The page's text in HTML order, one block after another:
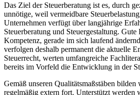
Das Ziel der Steuerberatung ist es, durch
unnötige, weil vermeidbare
Unternehmen verfügt über langjährige
Steuerberatung und Steuergestaltung.
Kompetenz, gerade im sich laufend
verfolgen deshalb permanent die aktuelle
Steuerrecht, werten umfangreiche
bereits im Vorfeld die Entwicklung in der
Gemäß unseren Qualitätsmaßstäben bilden
regelmäßig extern fort. Unterstützt werden